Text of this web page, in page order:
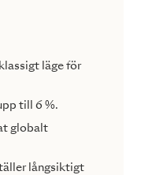
läge för
till 6 %.
globalt
långsiktigt